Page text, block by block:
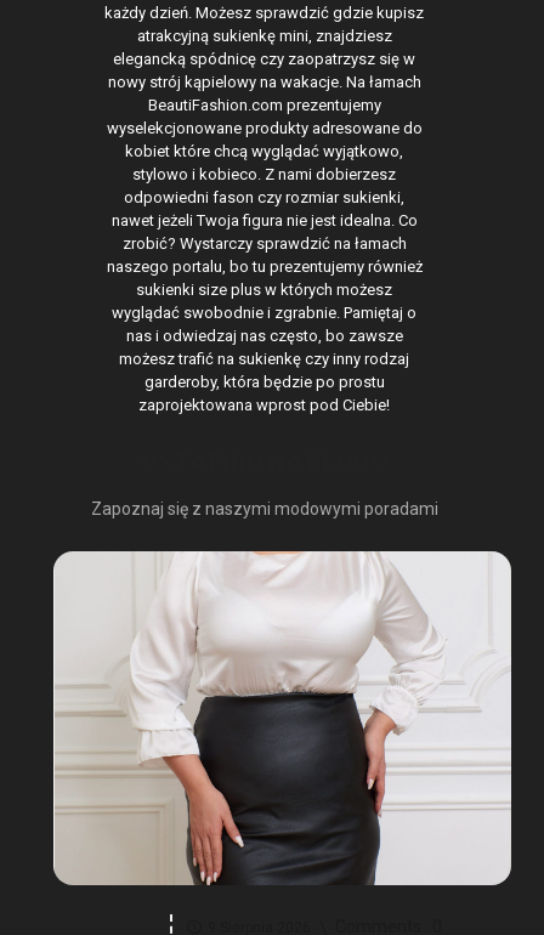
każdy dzień. Możesz sprawdzić gdzie kupisz
atrakcyjną sukienkę mini, znajdziesz
elegancką spódnicę czy zaopatrzysz się w
nowy strój kąpielowy na wakacje. Na łamach
BeautiFashion.com prezentujemy
wyselekcjonowane produkty adresowane do
kobiet które chcą wyglądać wyjątkowo,
stylowo i kobieco. Z nami dobierzesz
odpowiedni fason czy rozmiar sukienki,
nawet jeżeli Twoja figura nie jest idealna. Co
zrobić? Wystarczy sprawdzić na łamach
naszego portalu, bo tu prezentujemy również
sukienki size plus w których możesz
wyglądać swobodnie i zgrabnie. Pamiętaj o
nas i odwiedzaj nas często, bo zawsze
możesz trafić na sukienkę czy inny rodzaj
garderoby, która będzie po prostu
zaprojektowana wprost pod Ciebie!
Zapoznaj się z naszymi modowymi poradami